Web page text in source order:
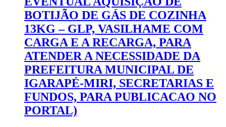
BOTIJÃO DE GÁS DE COZINHA
13KG – GLP, VASILHAME COM
CARGA E A RECARGA, PARA
ATENDER A NECESSIDADE DA
PREFEITURA MUNICIPAL DE
IGARAPÉ-MIRI, SECRETARIAS E
FUNDOS, PARA PUBLICACAO NO
PORTAL)